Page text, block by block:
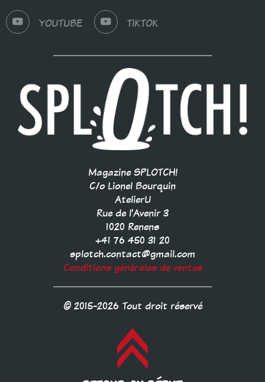
YOUTUBE TIKTOK
Magazine SPLOTCH!
C/o Lionel Bourquin
AtelierU
Rue de l'Avenir 3
1020 Renens
+41 76 450 31 20
splotch.contact@gmail.com
Conditions générales de ventes
© 2015-2026 Tout droit réservé